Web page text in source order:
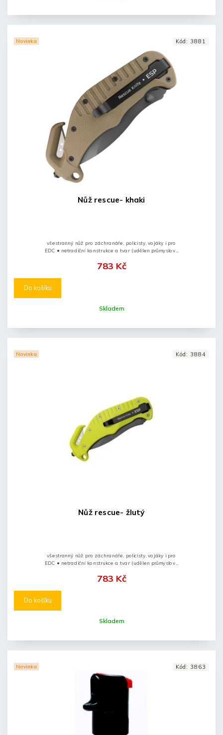
Novinka
Nůž rescue- khaki
Skladem
783 Kč
Do košíku
všestranný nůž pro záchranáře, policisty, vojáky i pro
EDC ● netradiční konstrukce a tvar (udělen průmyslový
skel...
Kód: 3881
Novinka
Nůž rescue- žlutý
Skladem
783 Kč
Do košíku
všestranný nůž pro záchranáře, policisty, vojáky i pro
EDC ● netradiční konstrukce a tvar (udělen průmyslový
skel...
Kód: 3884
Novinka Kód: 3863